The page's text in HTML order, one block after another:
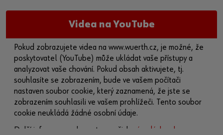
Videa na YouTube
Pokud zobrazujete videa na www.wuerth.cz, je možné, že
poskytovatel (YouTube) může ukládat vaše přístupy a
analyzovat vaše chování. Pokud obsah aktivujete, tj.
souhlasíte se zobrazením, bude ve vašem počítači
nastaven soubor cookie, který zaznamená, že jste se
zobrazením souhlasili ve vašem prohlížeči. Tento soubor
cookie neukládá žádné osobní údaje.
Další informace naleznete v našich
zásadách ochrany